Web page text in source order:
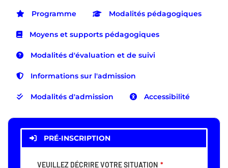
Programme Modalités pédagogiques
Moyens et supports pédagogiques
Modalités d'évaluation et de suivi
Informations sur l'admission
Modalités d'admission Accessibilité
PRÉ-INSCRIPTION
VEUILLEZ DÉCRIRE VOTRE SITUATION